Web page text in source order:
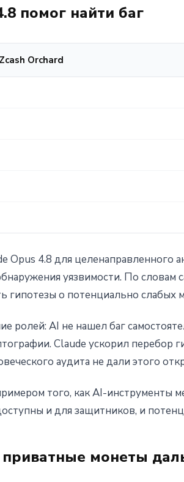
помог найти баг
Orchard
Opus 4.8 для целенаправленного
уязвимости. По словам
гипотезы о потенциально слабых
ролей: AI не нашел баг
Claude ускорил перебор
аудита не дали этого
того, как AI-инструменты
и для защитников, и
приватные монеты